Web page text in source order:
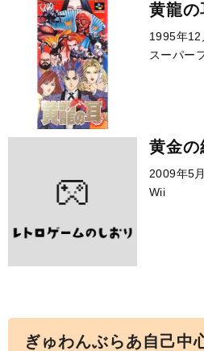
黄龍の
1995年12
スーパー
黄金の
2009年5
Wii
ぎゅわんぶらあ自己中